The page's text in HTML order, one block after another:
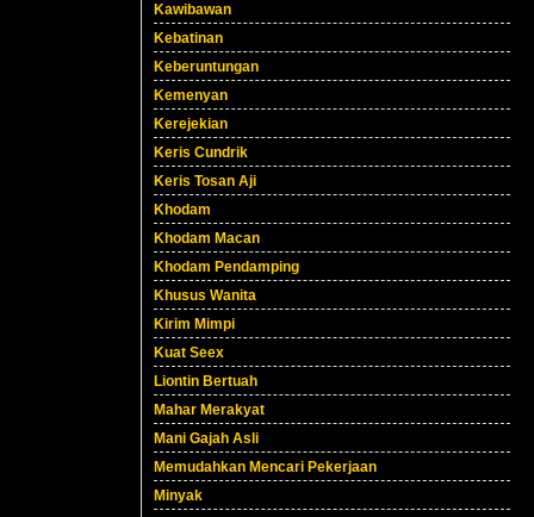
Kawibawan
Kebatinan
Keberuntungan
Kemenyan
Kerejekian
Keris Cundrik
Keris Tosan Aji
Khodam
Khodam Macan
Khodam Pendamping
Khusus Wanita
Kirim Mimpi
Kuat Seex
Liontin Bertuah
Mahar Merakyat
Mani Gajah Asli
Memudahkan Mencari Pekerjaan
Minyak